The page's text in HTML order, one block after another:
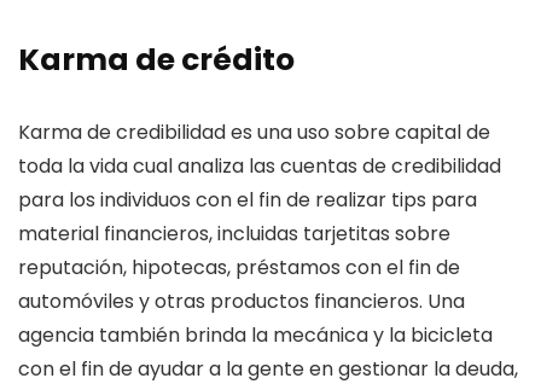
Karma de crédito
Karma de credibilidad es una uso sobre capital de
toda la vida cual analiza las cuentas de credibilidad
para los individuos con el fin de realizar tips para
material financieros, incluidas tarjetitas sobre
reputación, hipotecas, préstamos con el fin de
automóviles y otras productos financieros. Una
agencia también brinda la mecánica y la bicicleta
con el fin de ayudar a la gente en gestionar la deuda,